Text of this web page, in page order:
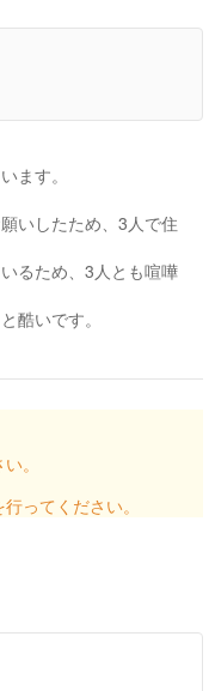
ます。
いしたため、3人で住
るため、3人とも喧嘩
酷いです。
。
行ってください。